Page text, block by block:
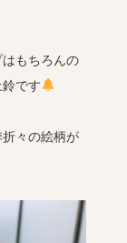
もちろんの
です
々の絵柄が